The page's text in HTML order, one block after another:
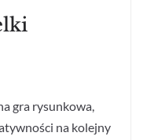
gra rysunkowa,
na kolejny